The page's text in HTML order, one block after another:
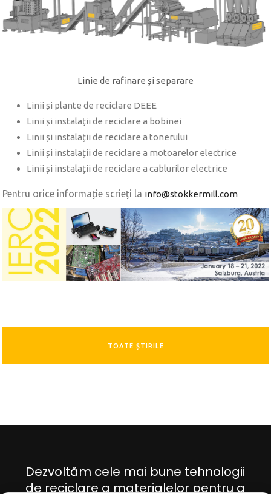
Linie de rafinare și separare
Linii și plante de reciclare DEEE
Linii și instalații de reciclare a bobinei
Linii și instalații de reciclare a tonerului
Linii și instalații de reciclare a motoarelor electrice
Linii și instalații de reciclare a cablurilor electrice
Pentru orice informație scrieți la info@stokkermill.com
TOATE ȘTIRILE
Dezvoltăm cele mai bune tehnologii
de reciclare a materialelor pentru a